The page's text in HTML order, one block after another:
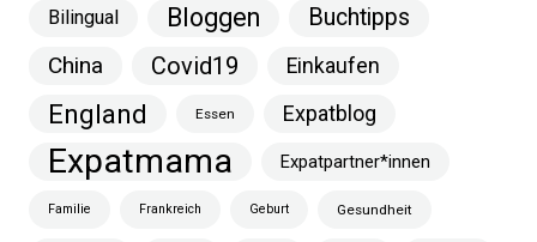
Bilingual Bloggen
Buchtipps
China
Covid19 Einkaufen
England Essen Expatblog
Expatmama Expatpartner*innen
Familie Frankreich Geburt Gesundheit